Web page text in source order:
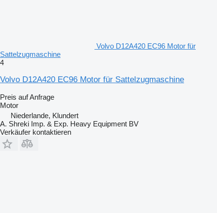
Volvo D12A420 EC96 Motor für
Sattelzugmaschine
4
Volvo D12A420 EC96 Motor für Sattelzugmaschine
Preis auf Anfrage
Motor
Niederlande, Klundert
A. Shreki Imp. & Exp. Heavy Equipment BV
Verkäufer kontaktieren